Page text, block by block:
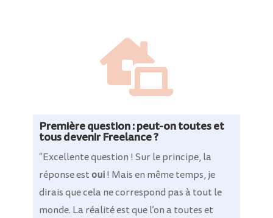

Première question : peut-on toutes et
tous devenir Freelance ?
“Excellente question ! Sur le principe, la
réponse estoui! Mais en même temps, je
dirais que cela ne correspond pas à tout le
monde. La réalité est que l’on a toutes et